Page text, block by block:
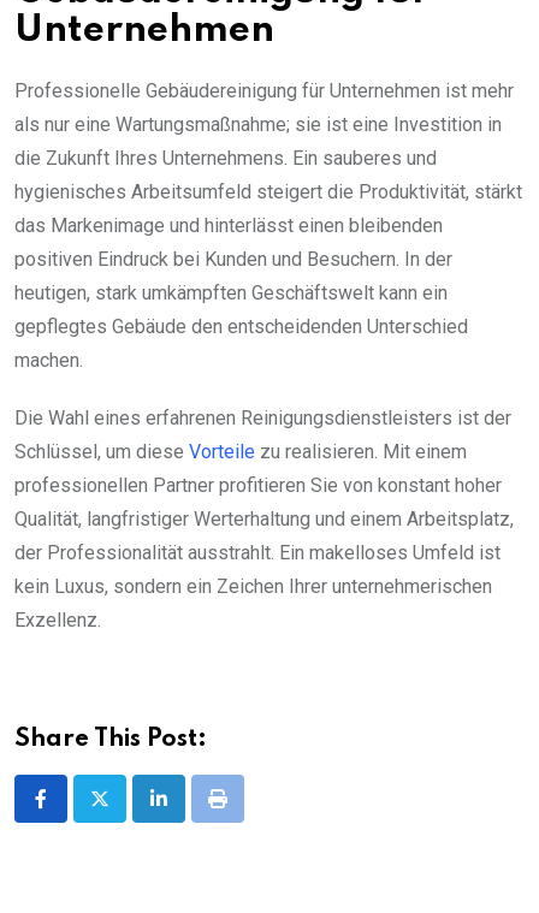
Unternehmen
Professionelle Gebäudereinigung für Unternehmen ist mehr
als nur eine Wartungsmaßnahme; sie ist eine Investition in
die Zukunft Ihres Unternehmens. Ein sauberes und
hygienisches Arbeitsumfeld steigert die Produktivität, stärkt
das Markenimage und hinterlässt einen bleibenden
positiven Eindruck bei Kunden und Besuchern. In der
heutigen, stark umkämpften Geschäftswelt kann ein
gepflegtes Gebäude den entscheidenden Unterschied
machen.
Die Wahl eines erfahrenen Reinigungsdienstleisters ist der
Schlüssel, um diese Vorteile zu realisieren. Mit einem
professionellen Partner profitieren Sie von konstant hoher
Qualität, langfristiger Werterhaltung und einem Arbeitsplatz,
der Professionalität ausstrahlt. Ein makelloses Umfeld ist
kein Luxus, sondern ein Zeichen Ihrer unternehmerischen
Exzellenz.
Share This Post:
LinkedInPrint